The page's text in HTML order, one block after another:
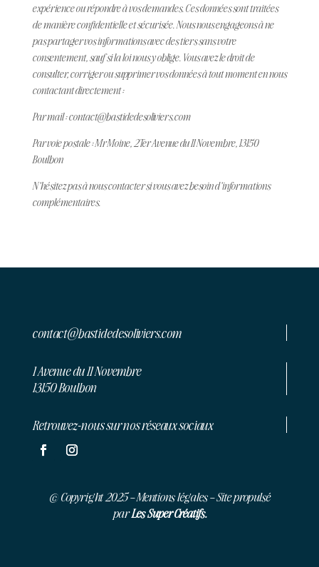
expérience ou répondre à vos demandes. Ces données sont traitées
de manière confidentielle et sécurisée. Nous nous engageons à ne
pas partager vos informations avec des tiers sans votre
consentement, sauf si la loi nous y oblige. Vous avez le droit de
consulter, corriger ou supprimer vos données à tout moment en nous
contactant directement :
Par mail :contact@bastidedesoliviers.com
Par voie postale : Mr Moine, 2Ter Avenue du 11 Novembre, 13150
Boulbon
N’hésitez pas à nous contacter si vous avez besoin d’informations
complémentaires.
contact@bastidedesoliviers.com
1 Avenue du 11 Novembre
13150 Boulbon
Retrouvez-nous sur nos réseaux sociaux
© Copyright 2025 –Mentions légales– Site propulsé
parLes Super Créatifs.